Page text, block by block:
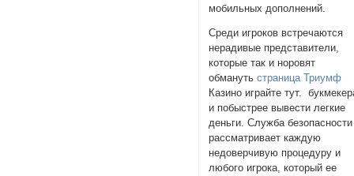
мобильных дополнений.
Среди игроков встречаются
нерадивые представители,
которые так и норовят
обманутьстраница Триумф
Казино играйте тут.
и побыстрее вывести легкие
деньги. Служба безопасности
рассматривает каждую
недоверчивую процедуру и
любого игрока, который ее